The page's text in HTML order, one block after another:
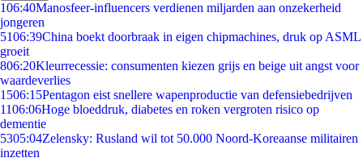
106:40Manosfeer-influencers verdienen miljarden aan onzekerheid
jongeren
5106:39China boekt doorbraak in eigen chipmachines, druk op ASML
groeit
806:20Kleurrecessie: consumenten kiezen grijs en beige uit angst voor
waardeverlies
1506:15Pentagon eist snellere wapenproductie van defensiebedrijven
1106:06Hoge bloeddruk, diabetes en roken vergroten risico op
dementie
5305:04Zelensky: Rusland wil tot 50.000 Noord-Koreaanse militairen
inzetten